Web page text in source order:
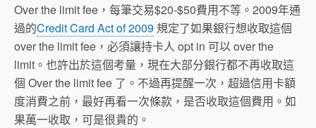
Over the limit fee，每筆交易$20-$50費用不等。2009年通
過的Credit Card Act of 2009規定了如果銀行想收取這個
over the limit fee，必須讓持卡人 opt in 可以 over the
limit。也許出於這個考量，現在大部分銀行都不再收取這
個 Over the limit fee 了。不過再提醒一次，超過信用卡額
度消費之前，最好再看一次條款，是否收取這個費用。如
果萬一收取，可是很貴的。